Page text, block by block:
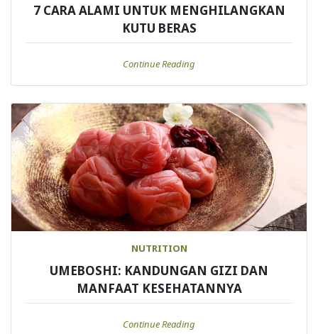
7 CARA ALAMI UNTUK MENGHILANGKAN
KUTU BERAS
Continue Reading
NUTRITION
UMEBOSHI: KANDUNGAN GIZI DAN
MANFAAT KESEHATANNYA
Continue Reading